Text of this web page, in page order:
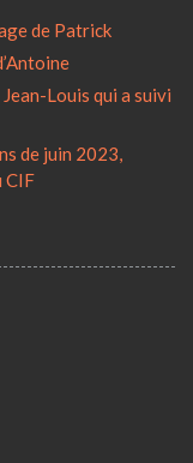
de Patrick
Louis qui a suivi
de juin 2023,
CIF